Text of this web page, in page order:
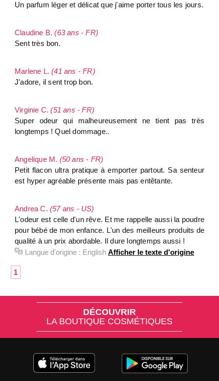
Un parfum léger et délicat que j'aime porter tous les jours.
Claudine B.(63 ans - FR)
Sent très bon.
Marlene L.(41 ans - FR)
J'adore, il sent trop bon.
Virginie C.(51 ans - FR)
Super odeur qui malheureusement ne tient pas très
longtemps ! Quel dommage..
Angelique M. (50 ans - FR)
Petit flacon ultra pratique à emporter partout. Sa senteur
est hyper agréable présente mais pas entêtante.
Andrea C. (57 ans - US)
L'odeur est celle d'un rêve. Et me rappelle aussi la poudre
pour bébé de mon enfance. L'un des meilleurs produits de
qualité à un prix abordable. Il dure longtemps aussi !
Langue d'origine : English Afficher le texte d'origine
1
DÉCOUVRIR
LA BOUTIQUE COSMÉTIQUES